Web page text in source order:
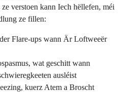
verstoen kann Iech hëllefen, méi
ze fillen:
Flare-ups wann Är Loftweeër
wat geschitt wann
ausléist
kuerz Atem a Broscht